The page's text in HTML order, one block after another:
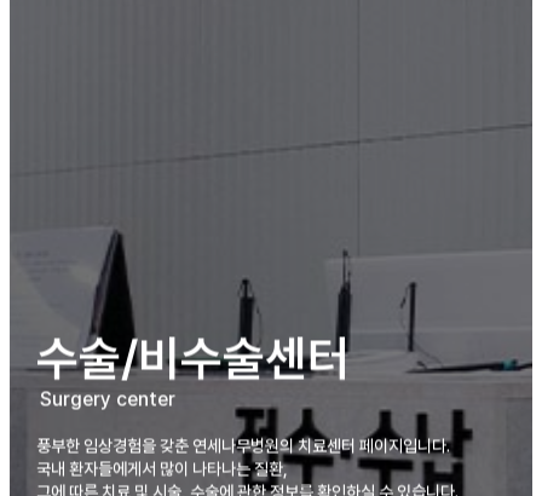
수술/비수술센터
Surgery center
풍부한 임상경험을 갖춘 연세나무병원의 치료센터 페이지입니다.
국내 환자들에게서 많이 나타나는 질환,
그에 따른 치료 및 시술, 수술에 관한 정보를 확인하실 수 있습니다.